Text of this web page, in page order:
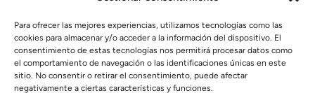
Para ofrecer las mejores experiencias, utilizamos tecnologías como las
cookies para almacenar y/o acceder a la información del dispositivo. El
consentimiento de estas tecnologías nos permitirá procesar datos como
el comportamiento de navegación o las identificaciones únicas en este
sitio. No consentir o retirar el consentimiento, puede afectar
negativamente a ciertas características y funciones.
i
c
a
Té de semilla de aguacate: beneficios y
propiedades
El té de semilla de aguacate es un remedio natural
con múltiples beneficios. Aprende cómo prepararlo